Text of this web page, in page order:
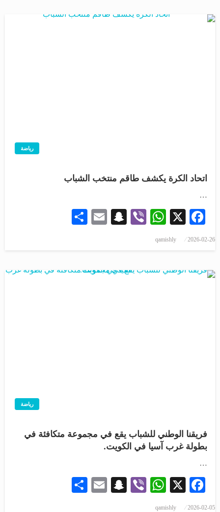
رياضة
اتحاد الكرة يكشف طاقم منتخب الشباب
…
Facebook
X
WhatsApp
Viber
Snapchat
Email
2026-02-26
qamishly
رياضة
فريقنا الوطني للشباب يقع في مجموعة متكافئة في
بطولة غرب آسيا في الكويت.
…
Facebook
X
WhatsApp
Viber
Snapchat
Email
2026-02-05
qamishly